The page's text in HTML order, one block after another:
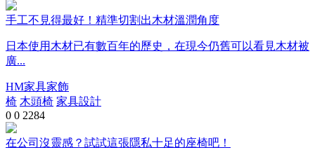
手工不見得最好！精準切割出木材溫潤角度
日本使用木材已有數百年的歷史，在現今仍舊可以看見木材被
廣...
HM家具家飾
椅 木頭椅 家具設計
0 0 2284
在公司沒靈感？試試這張隱私十足的座椅吧！